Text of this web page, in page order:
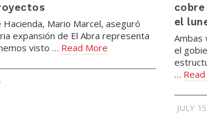
Hacienda, Mario Marcel, aseguró
expansión de El Abra representa
visto … Read More
el
Ambas
el
…
JULY